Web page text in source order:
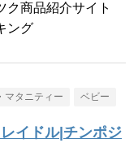
ク商品紹介サイト
ング
マタニティー ベビー
イドル|チンポジ